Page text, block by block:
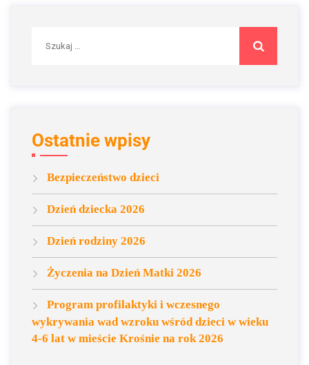
Ostatnie wpisy
Bezpieczeństwo dzieci
Dzień dziecka 2026
Dzień rodziny 2026
Życzenia na Dzień Matki 2026
Program profilaktyki i wczesnego
wykrywania wad wzroku wśród dzieci w wieku
4-6 lat w mieście Krośnie na rok 2026